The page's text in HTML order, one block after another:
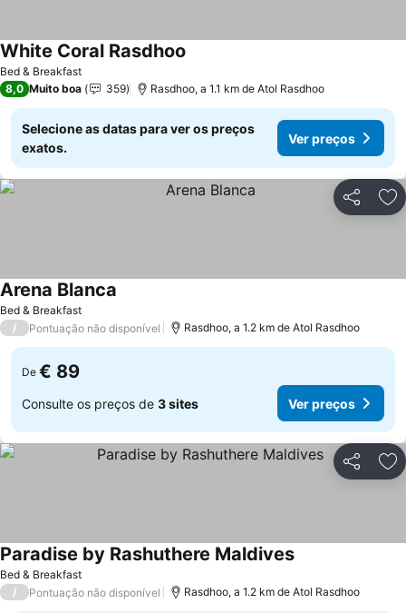
Bed & Breakfast
White Coral Rasdhoo
8,0 Muito boa 359 Rasdhoo, a 1.1 km de Atol Rasdhoo
Selecione as datas para ver os preços
exatos.
Ver preços
Partilhar
Bed & Breakfast
Arena Blanca
/ Pontuação não disponível Rasdhoo, a 1.2 km de Atol Rasdhoo
De € 89
Consulte os preços de 3 sites Ver preços
Partilhar
Bed & Breakfast
Paradise by Rashuthere MaldivesVer preços
/ Pontuação não disponível Rasdhoo, a 1.2 km de Atol Rasdhoo